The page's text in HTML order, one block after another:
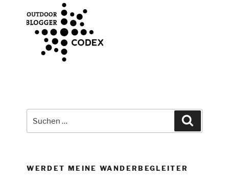
nach:
WERDET MEINE WANDERBEGLEITER